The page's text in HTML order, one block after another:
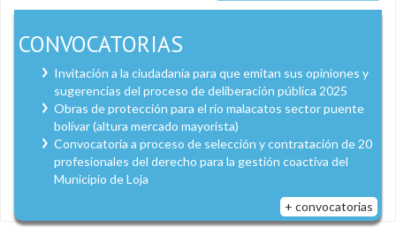
CONVOCATORIAS
Invitación a la ciudadanía para que emitan sus opiniones y
sugerencias del proceso de deliberación pública 2025
Obras de protección para el río malacatos sector puente
bolívar (altura mercado mayorista)
Convocatoria a proceso de selección y contratación de 20
profesionales del derecho para la gestión coactiva del
Municipio de Loja
+ convocatorias